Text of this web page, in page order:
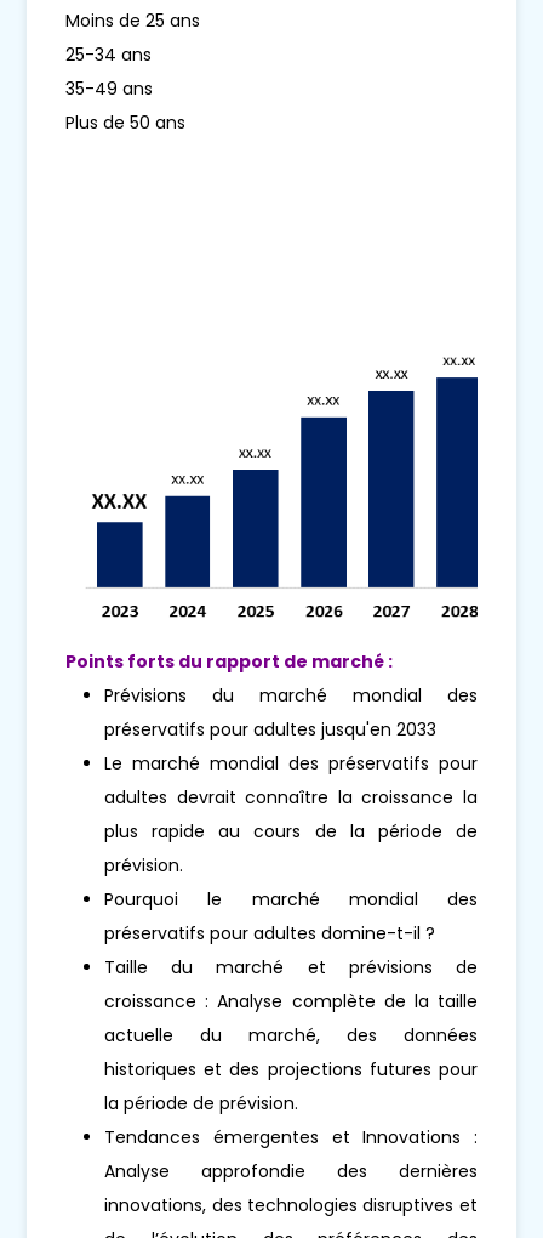
Moins de 25 ans
25-34 ans
35-49 ans
Plus de 50 ans
Points forts du rapport de marché :
Prévisions du marché mondial des
préservatifs pour adultes jusqu'en 2033
Le marché mondial des préservatifs pour
adultes devrait connaître la croissance la
plus rapide au cours de la période de
prévision.
Pourquoi le marché mondial des
préservatifs pour adultes domine-t-il ?
Taille du marché et prévisions de
croissance : Analyse complète de la taille
actuelle du marché, des données
historiques et des projections futures pour
la période de prévision.
Tendances émergentes et Innovations :
Analyse approfondie des dernières
innovations, des technologies disruptives et